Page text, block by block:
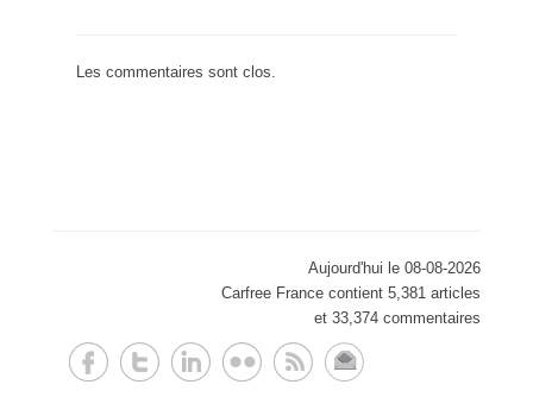
Les commentaires sont clos.
Aujourd'hui le 08-08-2026
Carfree France contient 5,381 articles
et 33,374 commentaires